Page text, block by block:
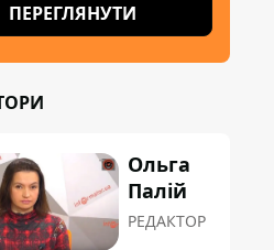
ПЕРЕГЛЯНУТИ
Ольга
Палій
РЕДАКТОР